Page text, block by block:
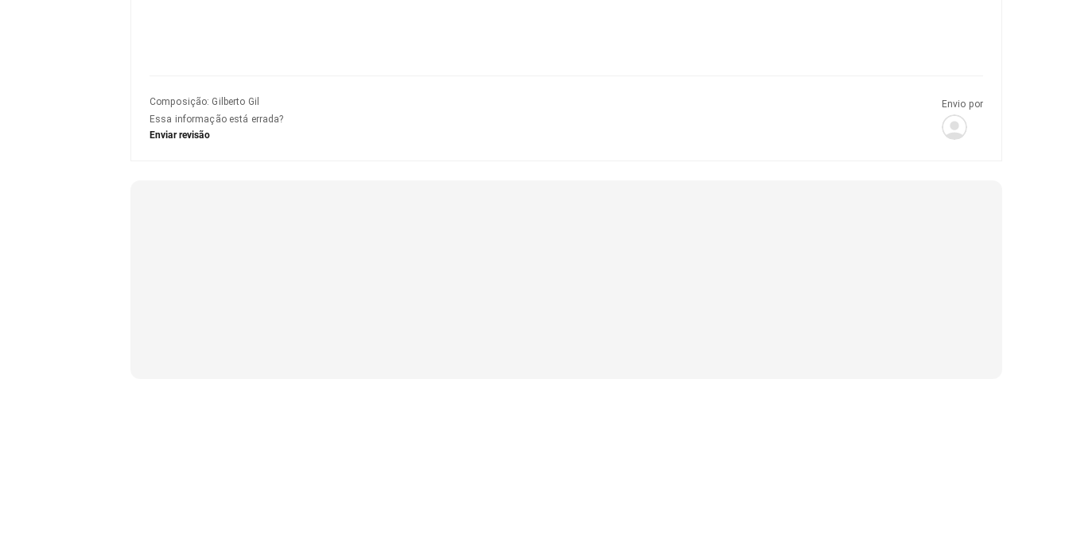
Composição: Gilberto Gil
Essa informação está errada?
Enviar revisão
Envio por